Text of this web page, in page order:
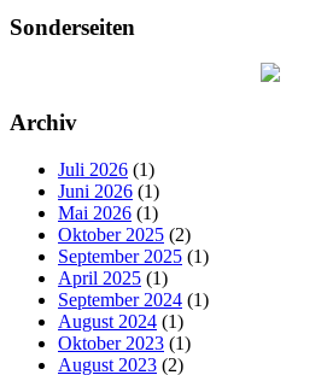
Sonderseiten
Archiv
Juli 2026 (1)
Juni 2026 (1)
Mai 2026 (1)
Oktober 2025 (2)
September 2025 (1)
April 2025 (1)
September 2024 (1)
August 2024 (1)
Oktober 2023 (1)
August 2023 (2)